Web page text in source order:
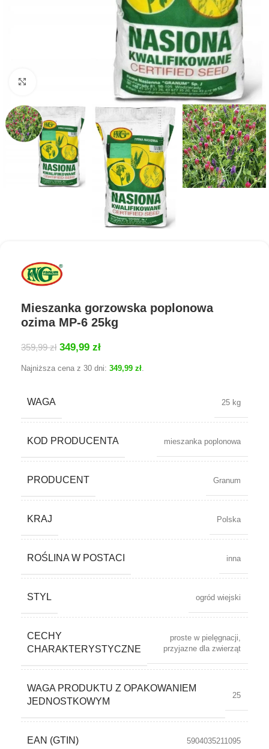
Mieszanka gorzowska poplonowa
ozima MP-6 25kg
359,99zł 349,99 zł
Najniższa cena z 30 dni: 349,99 zł.
WAGA 25 kg
KOD PRODUCENTA mieszanka poplonowa
PRODUCENT Granum
KRAJ Polska
ROŚLINA W POSTACI inna
STYL ogród wiejski
CECHY
CHARAKTERYSTYCZNE
proste w pielęgnacji
przyjazne dla zwierząt
WAGA PRODUKTU Z OPAKOWANIEM
JEDNOSTKOWYM
25
EAN (GTIN) 5904035211095